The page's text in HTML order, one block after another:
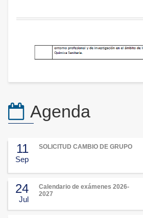
Agenda
11
Sep
SOLICITUD CAMBIO DE GRUPO
24
Jul
Calendario de exámenes 2026-
2027